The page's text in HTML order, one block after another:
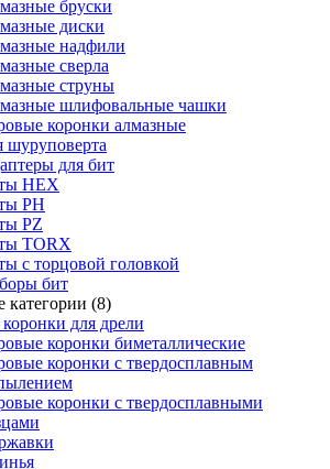
бруски
диски
надфили
сверла
струны
шлифовальные чашки
коронки алмазные
шуруповерта
для бит
HEX
PH
PZ
TORX
с торцовой головкой
бит
категории (8)
для дрели
коронки биметаллические
коронки с твердосплавным
коронки с твердосплавными